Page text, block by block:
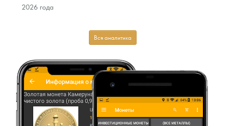
2026 года
Вся аналитика